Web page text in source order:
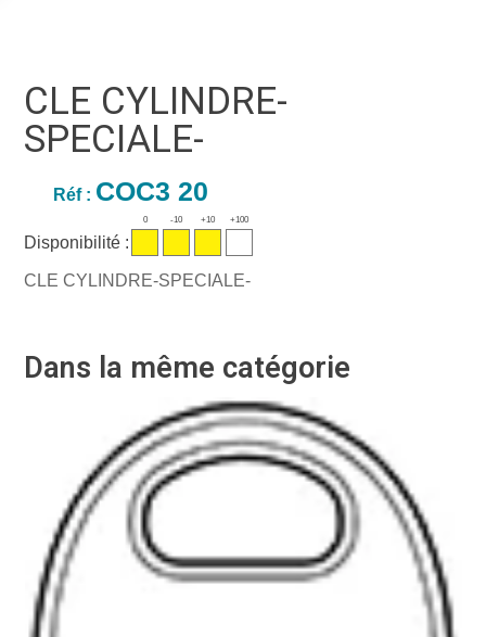
CLE CYLINDRE-
SPECIALE-
Réf : COC3 20
Disponibilité :
0 -10 +10 +100
CLE CYLINDRE-SPECIALE-
Dans la même catégorie